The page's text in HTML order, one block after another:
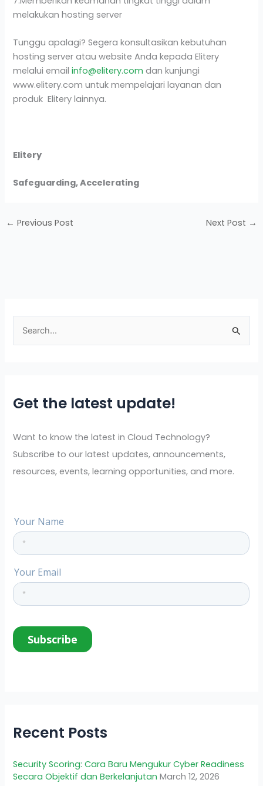
melakukan hosting server
Tunggu apalagi? Segera konsultasikan kebutuhan
hosting server atau website Anda kepada Elitery
melalui emailinfo@elitery.com dan kunjungi
www.elitery.com untuk mempelajari layanan dan
produk Elitery lainnya.
Elitery
Safeguarding, Accelerating
← Previous Post Next Post →
c
f
o
r
Get the latest update!
Want to know the latest in Cloud Technology?
Subscribe to our latest updates, announcements,
resources, events, learning opportunities, and more.
Recent Posts
Security Scoring: Cara Baru Mengukur Cyber Readiness
Secara Objektif dan Berkelanjutan March 12, 2026